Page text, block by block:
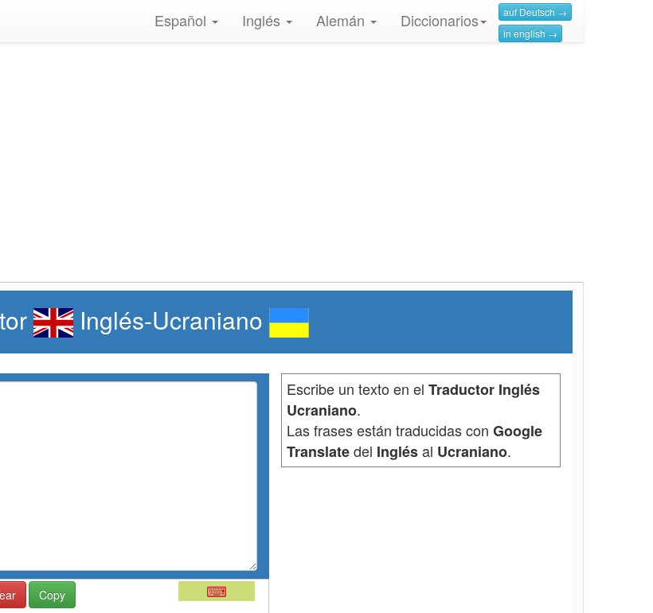
auf Deutsch →
in english →
Diccionarios
Alemán
Inglés
Español
Inglés-Ucraniano
Copy ⌨
Escribe un texto en elTraductor Inglés
Ucraniano.
Las frases están traducidas conGoogle
Translatedel Inglésal Ucraniano.